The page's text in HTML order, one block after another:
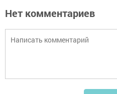
Нет комментариев